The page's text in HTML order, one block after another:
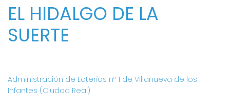
EL HIDALGO DE LA
SUERTE
Administración de Loterías nº 1 de Villanueva de los
Infantes (Ciudad Real)